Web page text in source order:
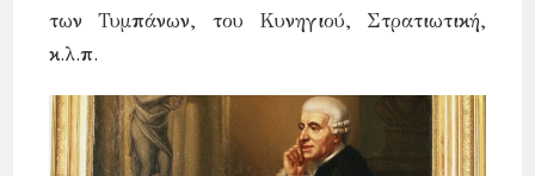
των Τυμπάνων, του Κυνηγιού, Στρατιωτική,
κ.λ.π.